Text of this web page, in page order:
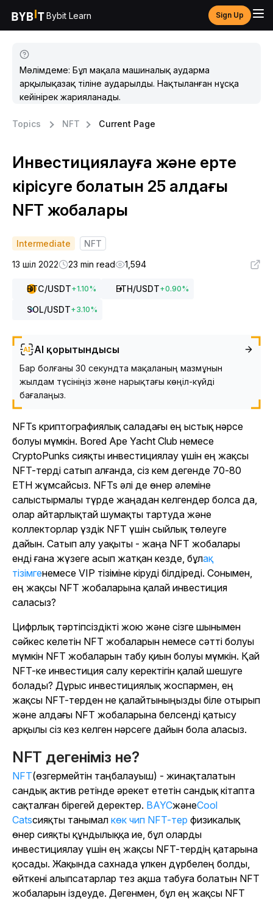
Bybit Learn Sign Up
Мәлімдеме: Бұл мақала машиналық аударма
арқылықазақ тіліне аударылды. Нақтыланған нұсқа
кейінірек жарияланады.
Topics NFT Current Page
Инвестициялауға және ерте
кірісуге болатын 25 алдағы
NFT жобалары
Intermediate
NFT
13 шіл 2022
23 min read 1,594
BTC/USDT+1.10% ETH/USDT+0.90%
SOL/USDT+3.10%
AI қорытындысы
Бар болғаны 30 секундта мақаланың мазмұнын
жылдам түсініңіз және нарықтағы көңіл-күйді
бағалаңыз.
NFTs криптографиялық саладағы ең ыстық нәрсе
болуы мүмкін. Bored Ape Yacht Club немесе
CryptoPunks сияқты инвестициялау үшін ең жақсы
NFT-терді сатып алғанда, сіз кем дегенде 70-80
ETH жұмсайсыз. NFTs әлі де өнер әлеміне
салыстырмалы түрде жаңадан келгендер болса да,
олар айтарлықтай шумақты тартуда және
коллекторлар үздік NFT үшін сыйлық төлеуге
дайын. Сатып алу уақыты - жаңа NFT жобалары
енді ғана жүзеге асып жатқан кезде, бұлақ
тізімгенемесе VIP тізіміне кіруді білдіреді. Сонымен,
ең жақсы NFT жобаларына қалай инвестиция
саласыз?
Цифрлық тәртіпсіздікті жою және сізге шынымен
сәйкес келетін NFT жобаларын немесе сәтті болуы
мүмкін NFT жобаларын табу қиын болуы мүмкін. Қай
NFT-ке инвестиция салу керектігін қалай шешуге
болады? Дұрыс инвестициялық жоспармен, ең
жақсы NFT-терден не қалайтыныңызды біле отырып
және алдағы NFT жобаларына белсенді қатысу
арқылы сіз кез келген нәрсеге дайын бола аласыз.
NFT дегеніміз не?
NFT(өзгермейтін таңбалауыш) - жинақталатын
сандық актив ретінде әрекет ететін сандық кітапта
сақталған бірегей деректер. BAYCжәнеCool
Catsсияқты танымал көк чип NFT-тер физикалық
өнер сияқты құндылыққа ие, бұл оларды
инвестициялау үшін ең жақсы NFT-тердің қатарына
қосады. Жақында сахнада үлкен дүрбелең болды,
өйткені алыпсатарлар тез ақша табуға болатын NFT
жобаларын іздеуде. Дегенмен, бұл ең жақсы NFT